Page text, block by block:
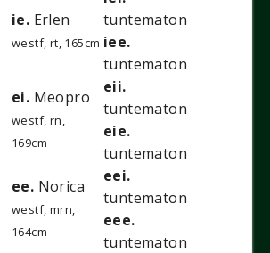
ie. Erlen
westf, rt, 165cm
tuntematon
iee.
tuntematon
ei. Meopro
westf, rn,
169cm
eii.
tuntematon
eie.
tuntematon
ee. Norica
westf, mrn,
164cm
eei.
tuntematon
eee.
tuntematon